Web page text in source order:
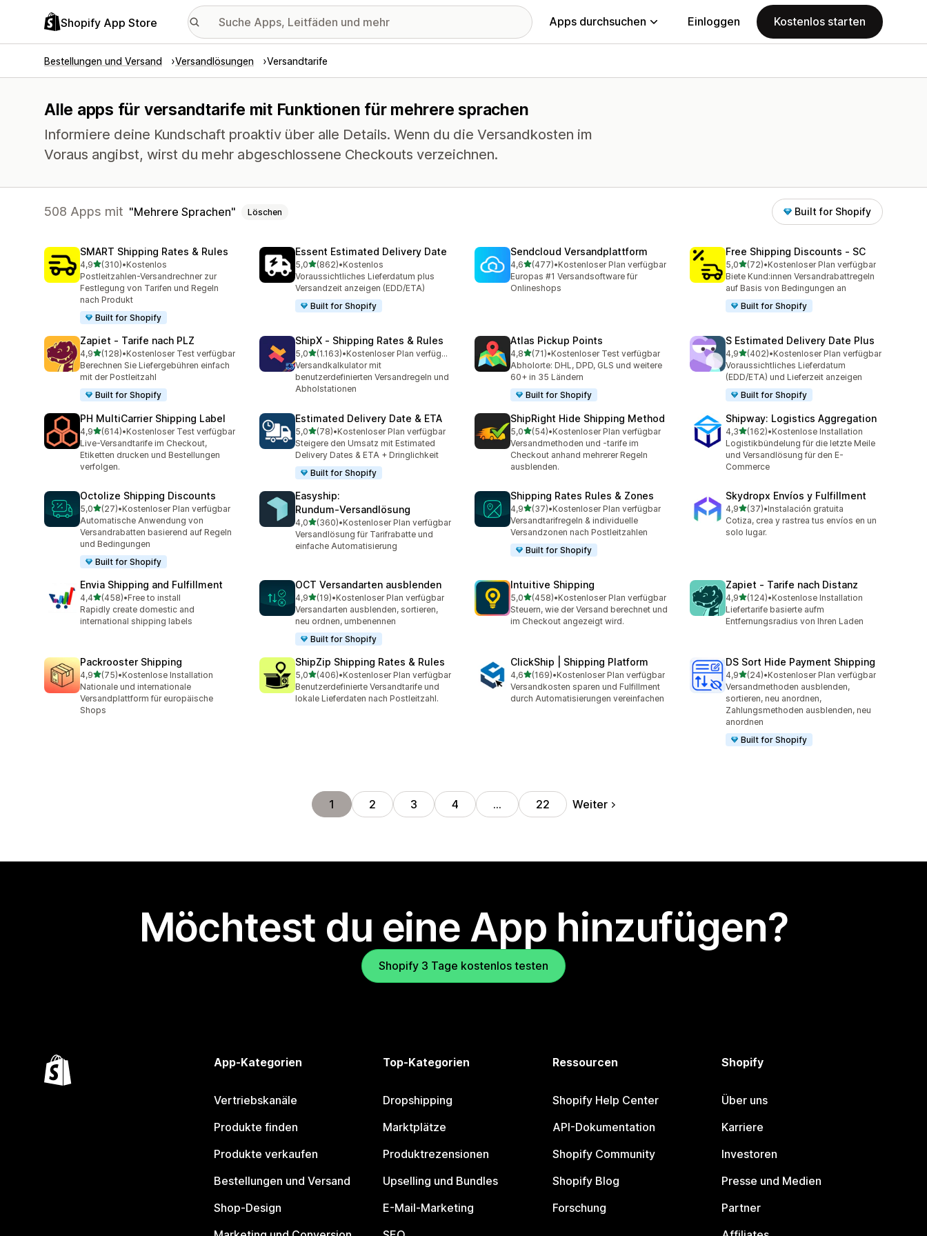
Shopify App Store Apps durchsuchen Einloggen Kostenlos starten
Bestellungen und Versand Versandlösungen Versandtarife
Alle apps für versandtarife mit Funktionen für mehrere sprachen
Informiere deine Kundschaft proaktiv über alle Details. Wenn du die Versandkosten im
Voraus angibst, wirst du mehr abgeschlossene Checkouts verzeichnen.
508 Apps mit Mehrere Sprachen Löschen Built for Shopify
SMART Shipping Rates & Rules
4,9von 5 Sternen
(310)
310 Rezensionen insgesamt
•Kostenlos
Postleitzahlen-Versandrechner zur
Festlegung von Tarifen und Regeln
nach Produkt
Built for Shopify
Essent Estimated Delivery Date
5,0von 5 Sternen
(862)
862 Rezensionen insgesamt
•Kostenlos
Voraussichtliches Lieferdatum plus
Versandzeit anzeigen (EDD/ETA)
Built for Shopify
Sendcloud Versandplattform
4,6von 5 Sternen
(477)
477 Rezensionen insgesamt
•Kostenloser Plan verfügbar
Europas #1 Versandsoftware für
Onlineshops
Free Shipping Discounts ‑ SC
5,0von 5 Sternen
(72)
72 Rezensionen insgesamt
•Kostenloser Plan verfügbar
Biete Kund:innen Versandrabattregeln
auf Basis von Bedingungen an
Built for Shopify
Zapiet ‑ Tarife nach PLZ
4,9von 5 Sternen
(128)
128 Rezensionen insgesamt
•Kostenloser Test verfügbar
Berechnen Sie Liefergebühren einfach
mit der Postleitzahl
Built for Shopify
ShipX ‑ Shipping Rates & Rules
5,0von 5 Sternen
(1.163)
1163 Rezensionen insgesamt
•
Kostenloser Plan verfügbar
Versandkalkulator mit
benutzerdefinierten Versandregeln und
Abholstationen
Atlas Pickup Points
4,8von 5 Sternen
(71)
71 Rezensionen insgesamt
•Kostenloser Test verfügbar
Abholorte: DHL, DPD, GLS und weitere
60+ in 35 Ländern
Built for Shopify
S Estimated Delivery Date Plus
4,9von 5 Sternen
(402)
402 Rezensionen insgesamt
•Kostenloser Plan verfügbar
Voraussichtliches Lieferdatum
(EDD/ETA) und Lieferzeit anzeigen
Built for Shopify
PH MultiCarrier Shipping Label
4,9von 5 Sternen
(614)
614 Rezensionen insgesamt
•Kostenloser Test verfügbar
Live-Versandtarife im Checkout,
Etiketten drucken und Bestellungen
verfolgen.
Estimated Delivery Date & ETA
5,0von 5 Sternen
(78)
78 Rezensionen insgesamt
•Kostenloser Plan verfügbar
Steigere den Umsatz mit Estimated
Delivery Dates & ETA + Dringlichkeit
Built for Shopify
ShipRight Hide Shipping Method
5,0von 5 Sternen
(54)
54 Rezensionen insgesamt
•Kostenloser Plan verfügbar
Versandmethoden und -tarife im
Checkout anhand mehrerer Regeln
ausblenden.
Shipway: Logistics Aggregation
4,3von 5 Sternen
(162)
162 Rezensionen insgesamt
•Kostenlose Installation
Logistikbündelung für die letzte Meile
und Versandlösung für den E-
Commerce
Octolize Shipping Discounts
5,0von 5 Sternen
(27)
27 Rezensionen insgesamt
•Kostenloser Plan verfügbar
Automatische Anwendung von
Versandrabatten basierend auf Regeln
und Bedingungen
Built for Shopify
Easyship:
Rundum‑Versandlösung
4,0von 5 Sternen
(360)
360 Rezensionen insgesamt
•Kostenloser Plan verfügbar
Versandlösung für Tarifrabatte und
einfache Automatisierung
Shipping Rates Rules & Zones
4,9von 5 Sternen
(37)
37 Rezensionen insgesamt
•Kostenloser Plan verfügbar
Versandtarifregeln & individuelle
Versandzonen nach Postleitzahlen
Built for Shopify
Skydropx Envíos y Fulfillment
4,9von 5 Sternen
(37)
37 Rezensionen insgesamt
•Instalación gratuita
Cotiza, crea y rastrea tus envíos en un
solo lugar.
Envia Shipping and Fulfillment
4,4von 5 Sternen
(458)
458 Rezensionen insgesamt
•Free to install
Rapidly create domestic and
international shipping labels
OCT Versandarten ausblenden
4,9von 5 Sternen
(19)
19 Rezensionen insgesamt
•Kostenloser Plan verfügbar
Versandarten ausblenden, sortieren,
neu ordnen, umbenennen
Built for Shopify
Intuitive Shipping
5,0von 5 Sternen
(458)
458 Rezensionen insgesamt
•Kostenloser Plan verfügbar
Steuern, wie der Versand berechnet und
im Checkout angezeigt wird.
Zapiet ‑ Tarife nach Distanz
4,9von 5 Sternen
(124)
124 Rezensionen insgesamt
•Kostenlose Installation
Liefertarife basierte aufm
Entfernungsradius von Ihren Laden
Packrooster Shipping
4,9von 5 Sternen
(75)
75 Rezensionen insgesamt
•Kostenlose Installation
Nationale und internationale
Versandplattform für europäische
Shops
ShipZip Shipping Rates & Rules
5,0von 5 Sternen
(406)
406 Rezensionen insgesamt
•Kostenloser Plan verfügbar
Benutzerdefinierte Versandtarife und
lokale Lieferdaten nach Postleitzahl.
ClickShip | Shipping Platform
4,6von 5 Sternen
(169)
169 Rezensionen insgesamt
•Kostenloser Plan verfügbar
Versandkosten sparen und Fulfillment
durch Automatisierungen vereinfachen
DS Sort Hide Payment Shipping
4,9von 5 Sternen
(24)
24 Rezensionen insgesamt
•Kostenloser Plan verfügbar
Versandmethoden ausblenden,
sortieren, neu anordnen,
Zahlungsmethoden ausblenden, neu
anordnen
Built for Shopify
1 2 3 4 … 22 Weiter
Möchtest du eine App hinzufügen?
Shopify 3 Tage kostenlos testen
App-Kategorien
Vertriebskanäle
Produkte finden
Produkte verkaufen
Bestellungen und Versand
Shop-Design
Top-Kategorien
Dropshipping
Marktplätze
Produktrezensionen
Upselling und Bundles
E-Mail-Marketing
Ressourcen
Shopify Help Center
API-Dokumentation
Shopify Community
Shopify Blog
Forschung
Shopify
Über uns
Karriere
Investoren
Presse und Medien
Partner